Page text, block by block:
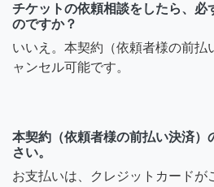
チケットの依頼相談をしたら、必
のですか？
いいえ。本契約（依頼者様の前払
ャンセル可能です。
本契約（依頼者様の前払い決済）
さい。
お支払いは、クレジットカードが